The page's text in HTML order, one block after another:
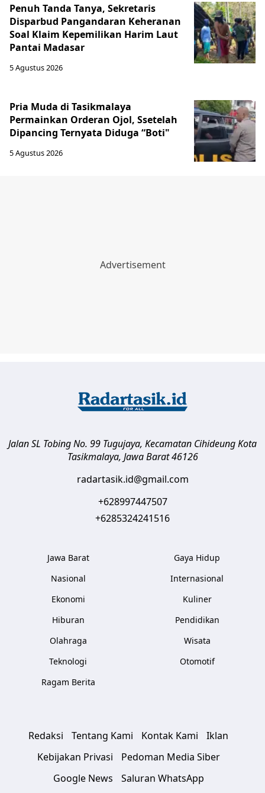
Penuh Tanda Tanya, Sekretaris
Disparbud Pangandaran Keheranan
Soal Klaim Kepemilikan Harim Laut
Pantai Madasar
5 Agustus 2026
Pria Muda di Tasikmalaya
Permainkan Orderan Ojol, Ssetelah
Dipancing Ternyata Diduga “Boti"
5 Agustus 2026
Jalan SL Tobing No. 99 Tugujaya, Kecamatan CihideungKota
Tasikmalaya, Jawa Barat 46126
radartasik.id@gmail.com
+628997447507
+6285324241516
Jawa Barat
Nasional
Ekonomi
Hiburan
Olahraga
Teknologi
Ragam Berita
Gaya Hidup
Internasional
Kuliner
Pendidikan
Wisata
Otomotif
Redaksi Tentang Kami Kontak Kami
Iklan
Kebijakan Privasi
Pedoman Media Siber
Google News
Saluran WhatsApp